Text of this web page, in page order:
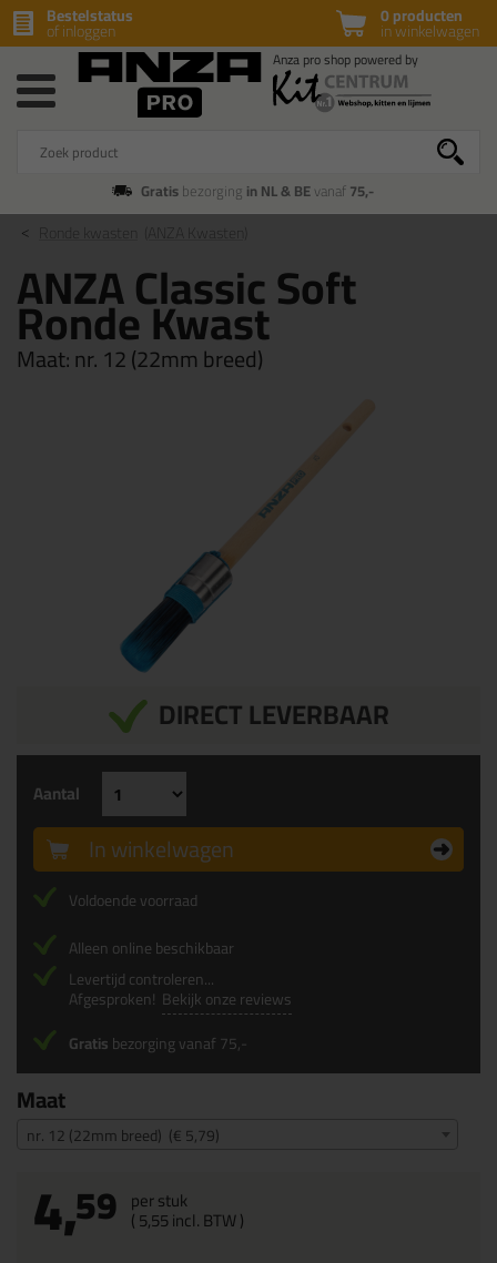
0 producten
in winkelwagen
Bestelstatus
of inloggen
Gratisbezorging in NL & BEvanaf75,-
Ronde kwasten (ANZA Kwasten)
ANZA Classic Soft
Ronde Kwast
Maat:nr. 12 (22mm breed)
DIRECT LEVERBAAR
Maat
nr. 12 (22mm breed) (€ 5,79)
4,59 per stuk
(5,55incl. BTW )
Aantal
In winkelwagen
Voldoende voorraad
Alleen online beschikbaar
Levertijd controleren...
Afgesproken! Bekijk onze reviews
Gratisbezorging vanaf 75,-